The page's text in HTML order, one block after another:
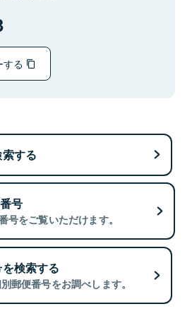
する
する
号
号をご覧いただけます。
検索する
郵便番号をお調べします。